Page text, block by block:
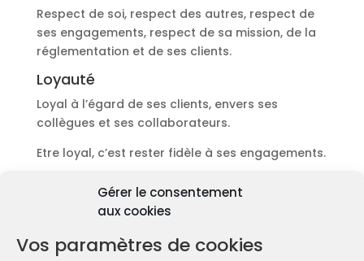
Gérer le consentement
aux cookies
Vos paramètres de cookies
Respect de soi, respect des autres, respect de
ses engagements, respect de sa mission, de la
réglementation et de ses clients.
Loyauté
Loyal à l’égard de ses clients, envers ses
collègues et ses collaborateurs.
Etre loyal, c’est rester fidèle à ses engagements.
Découvrir les diagnostics
Pourquoi les diagnostics
immobiliers sont
obligatoires ?